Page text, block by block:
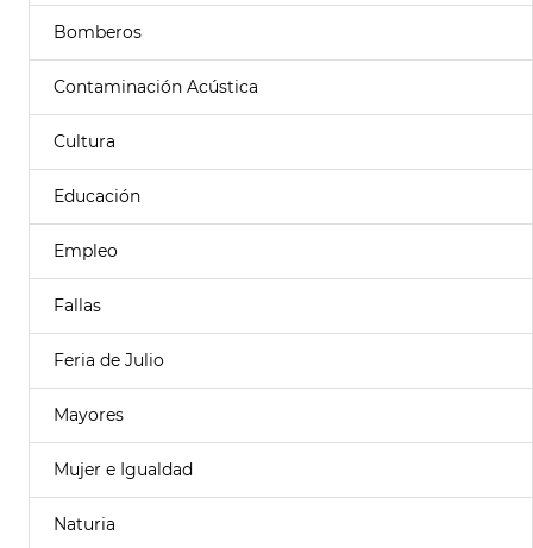
Bomberos
Contaminación Acústica
Cultura
Educación
Empleo
Fallas
Feria de Julio
Mayores
Mujer e Igualdad
Naturia